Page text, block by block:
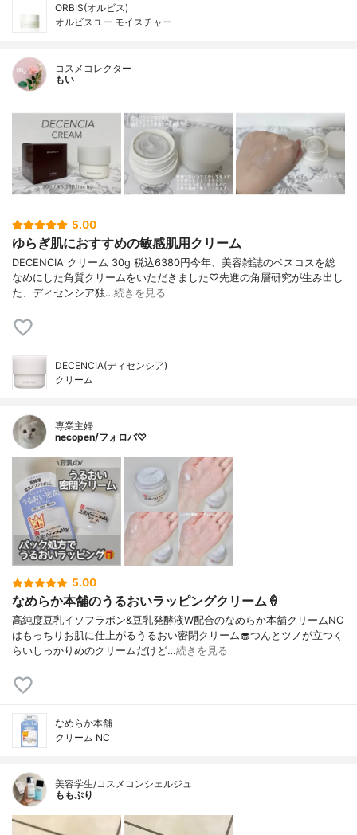
ORBIS(オルビス)
オルビスユー モイスチャー
コスメコレクター
もい
5.00
ゆらぎ肌におすすめの敏感肌用クリーム
DECENCIA クリーム 30g 税込6380円今年、美容雑誌のベスコスを総
なめにした角質クリームをいただきました♡先進の角層研究が生み出し
た、ディセンシア独…続きを見る
DECENCIA(ディセンシア)
クリーム
専業主婦
necopen/フォロバ♡
5.00
なめらか本舗のうるおいラッピングクリーム🍦
高純度豆乳イソフラボン&豆乳発酵液W配合のなめらか本舗クリームNC
はもっちりお肌に仕上がるうるおい密閉クリーム🧁つんとツノが立つく
らいしっかりめのクリームだけど…続きを見る
なめらか本舗
クリーム NC
美容学生/コスメコンシェルジュ
ももぷり